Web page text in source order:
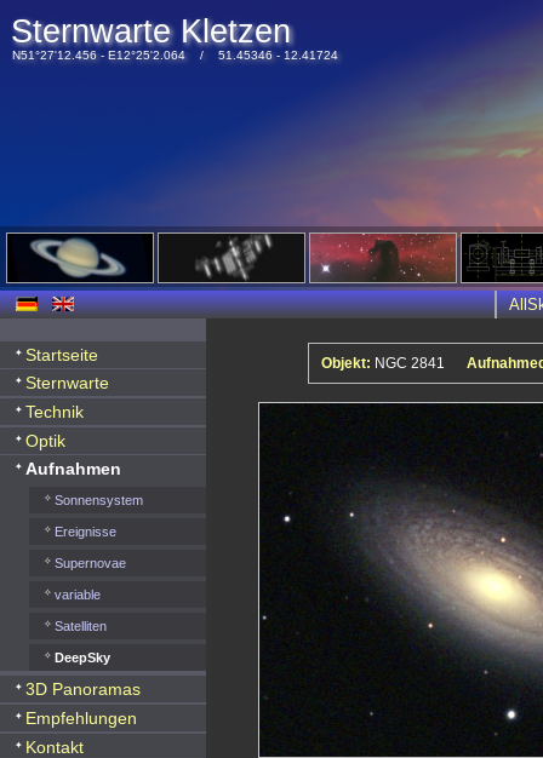
Sternwarte Kletzen
N51°27'12.456 - E12°25'2.064 / 51.45346 - 12.41724
Startseite
Sternwarte
Technik
Optik
Aufnahmen
Sonnensystem
Ereignisse
Supernovae
variable
Satelliten
DeepSky
3D Panoramas
Empfehlungen
Kontakt
Objekt: NGC 2841